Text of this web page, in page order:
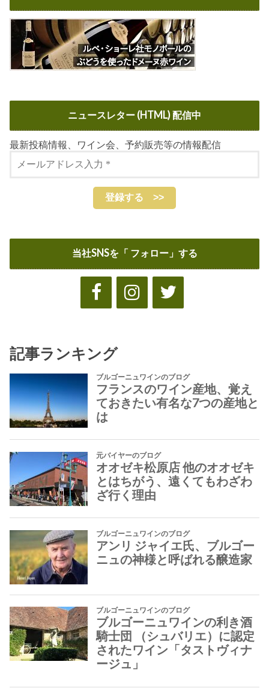
ニュースレター (HTML) 配信中
最新投稿情報、ワイン会、予約販売等の情報配信
当社SNSを「 フォロー」する
記事ランキング